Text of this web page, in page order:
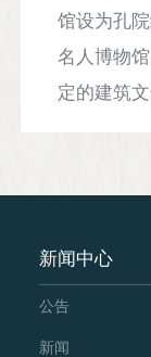
馆设为孔
名人博物
定的建筑
鲜明的文
二、在孔
现代文化
史、艺术
流。 三、
新闻中心
公告
新闻